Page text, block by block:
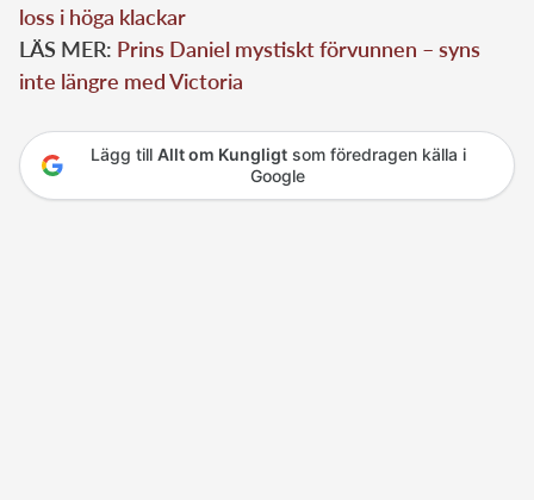
loss i höga klackar
LÄS MER: Prins Daniel mystiskt förvunnen – syns
inte längre med Victoria
Lägg till Allt om Kungligtsom föredragen källa i
Google